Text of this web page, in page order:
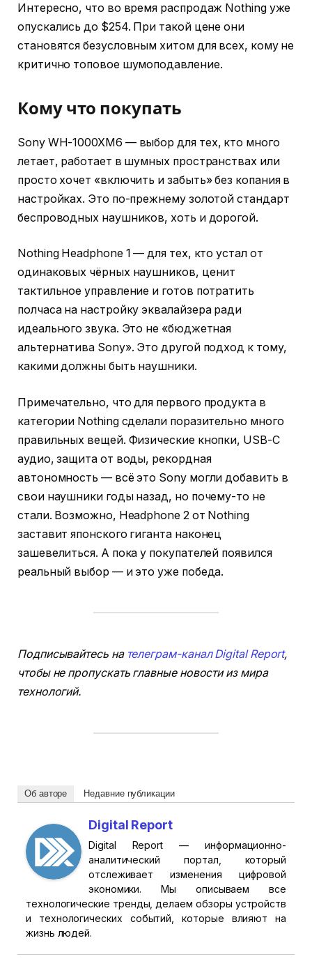
Интересно, что во время распродаж Nothing уже
опускались до $254. При такой цене они
становятся безусловным хитом для всех, кому не
критично топовое шумоподавление.
Кому что покупать
Sony WH-1000XM6 — выбор для тех, кто много
летает, работает в шумных пространствах или
просто хочет «включить и забыть» без копания в
настройках. Это по-прежнему золотой стандарт
беспроводных наушников, хоть и дорогой.
Nothing Headphone 1 — для тех, кто устал от
одинаковых чёрных наушников, ценит
тактильное управление и готов потратить
полчаса на настройку эквалайзера ради
идеального звука. Это не «бюджетная
альтернатива Sony». Это другой подход к тому,
какими должны быть наушники.
Примечательно, что для первого продукта в
категории Nothing сделали поразительно много
правильных вещей. Физические кнопки, USB-C
аудио, защита от воды, рекордная
автономность — всё это Sony могли добавить в
свои наушники годы назад, но почему-то не
стали. Возможно, Headphone 2 от Nothing
заставит японского гиганта наконец
зашевелиться. А пока у покупателей появился
реальный выбор — и это уже победа.
Подписывайтесь на телеграм-канал Digital Report,
чтобы не пропускать главные новости из мира
технологий.
Об авторе Недавние публикации
Digital Report
Digital Report — информационно-
аналитический портал, который
отслеживает изменения цифровой
экономики. Мы описываем все
технологические тренды, делаем обзоры устройств
и технологических событий, которые влияют на
жизнь людей.